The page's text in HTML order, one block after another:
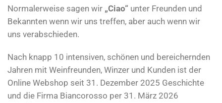
Normalerweise sagen wir „Ciao“ unter Freunden und
Bekannten wenn wir uns treffen, aber auch wenn wir
uns verabschieden.
Nach knapp 10 intensiven, schönen und bereichernden
Jahren mit Weinfreunden, Winzer und Kunden ist der
Online Webshop seit 31. Dezember 2025 Geschichte
und die Firma Biancorosso per 31. März 2026